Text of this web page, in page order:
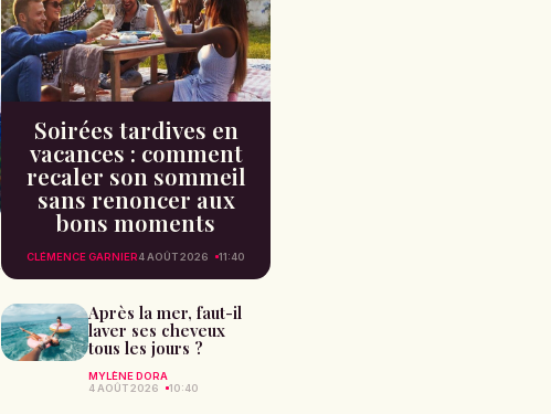
Soirées tardives en
vacances : comment
recaler son sommeil
sans renoncer aux
bons moments
CLÉMENCE GARNIER4 AOÛT 2026 11:40
Après la mer, faut-il
laver ses cheveux
tous les jours ?
MYLÈNE DORA
4 AOÛT 2026
10:40